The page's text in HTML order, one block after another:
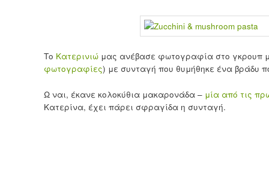
Το Κατερινιώ μας ανέβασε φωτογραφία στο γκρουπ
φωτογραφίες) με συνταγή που θυμήθηκε ένα βράδυ
Ω ναι, έκανε κολοκύθια μακαρονάδα – μία από τις
Κατερίνα, έχει πάρει σφραγίδα η συνταγή.